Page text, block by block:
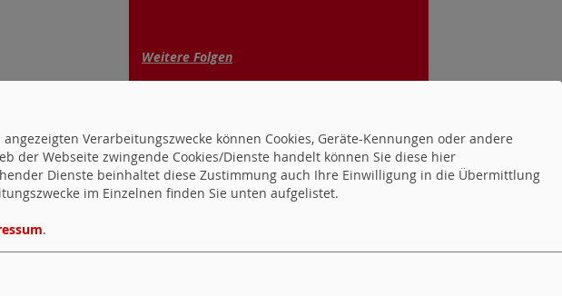
Weitere Folgen
FOLGEN SIE UNS AUCH
IN DEN SOZIALEN
NETZWERKEN
Facebook
Verarbeitungszwecke können Cookies, Geräte-Kennungen oder andere
Webseite zwingende Cookies/Dienste handelt können Sie diese hier
Dienste beinhaltet diese Zustimmung auch Ihre Einwilligung in die Übermittlung
im Einzelnen finden Sie unten aufgelistet.
.